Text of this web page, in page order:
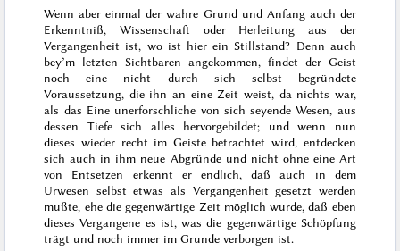
Wenn aber einmal der wahre Grund und Anfang auch der
Erkenntniß, Wissenschaft oder Herleitung aus der
Vergangenheit ist, wo ist hier ein Stillstand? Denn auch
bey’m letzten Sichtbaren angekommen, findet der Geist
noch eine nicht durch sich selbst begründete
Voraussetzung, die ihn an eine Zeit weist, da nichts war,
als das Eine unerforschliche von sich seyende Wesen, aus
dessen Tiefe sich alles hervorgebildet; und wenn nun
dieses wieder recht im Geiste betrachtet wird, entdecken
sich auch in ihm neue Abgründe und nicht ohne eine Art
von Entsetzen erkennt er endlich, daß auch in dem
Urwesen selbst etwas als Vergangenheit gesetzt werden
mußte, ehe die gegenwärtige Zeit möglich wurde, daß eben
dieses Vergangene es ist, was die gegenwärtige Schöpfung
trägt und noch immer im Grunde verborgen ist.